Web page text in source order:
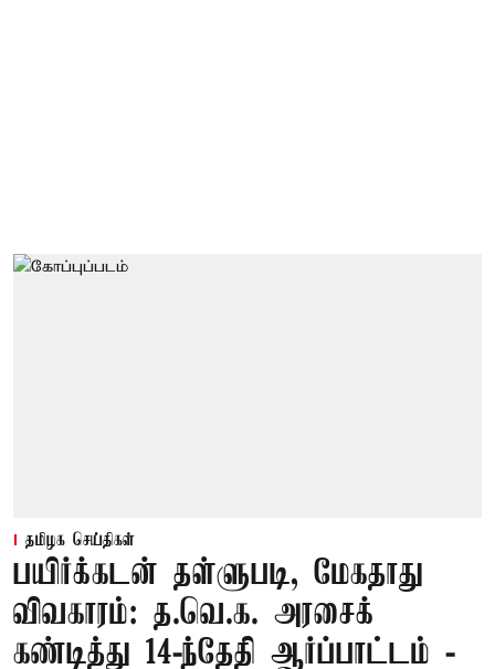
தமிழக செய்திகள்
பயிர்க்கடன் தள்ளுபடி, மேகதாது
விவகாரம்: த.வெ.க. அரசைக்
கண்டித்து 14-ந்தேதி ஆர்ப்பாட்டம் -